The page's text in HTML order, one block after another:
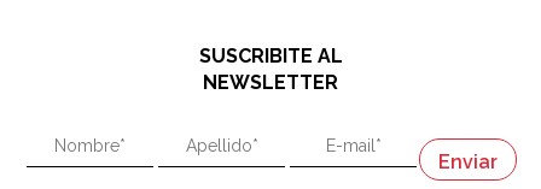
"En política, la estupidez no es una desventaja"
"En política, la estupidez no es una desventaja"
Napoleón
SUSCRIBITE AL
NEWSLETTER